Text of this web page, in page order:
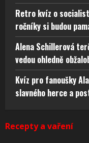
Retro kvíz o
ročníky si budou
Alena Schillerová
vedou ohledně
Kvíz pro fanoušky
slavného herce a
Recepty a vaření